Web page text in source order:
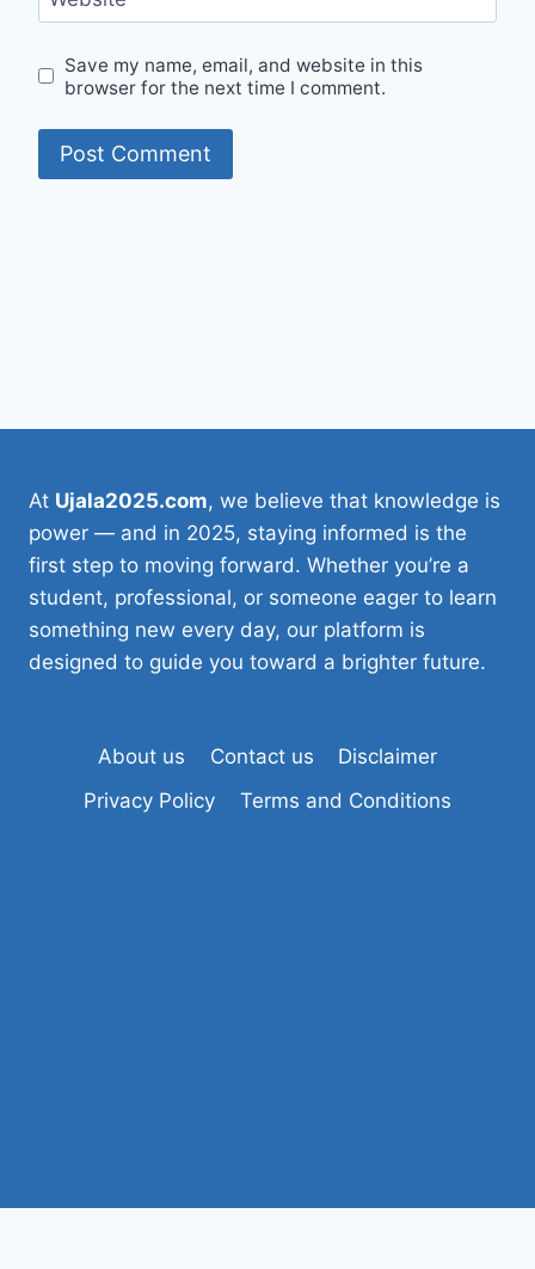
Save my name, email, and website in this
browser for the next time I comment.
At Ujala2025.com, we believe that knowledge is
power — and in 2025, staying informed is the
first step to moving forward. Whether you’re a
student, professional, or someone eager to learn
something new every day, our platform is
designed to guide you toward a brighter future.
About us Contact us
Disclaimer
Privacy Policy
Terms and Conditions